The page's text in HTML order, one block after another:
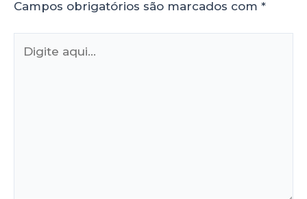
Campos obrigatórios são marcados com *